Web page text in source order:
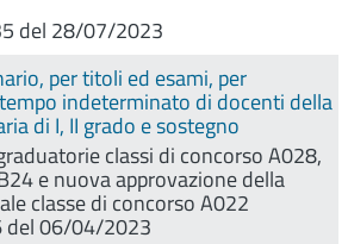
del 28/07/2023
per titoli ed esami, per
indeterminato di docenti della
di I, II grado e sostegno
classi di concorso A028,
e nuova approvazione della
classe di concorso A022
del 06/04/2023